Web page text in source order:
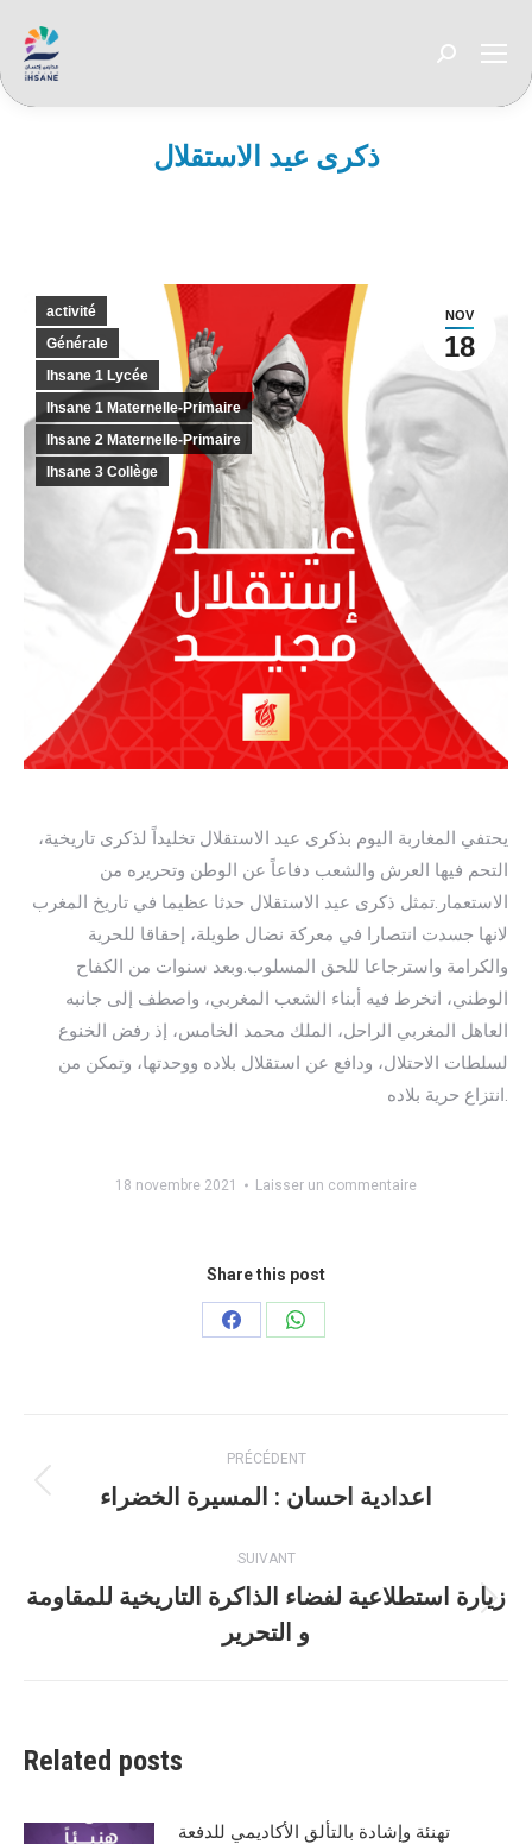
Recherche
ذكرى عيد الاستقلال
NOV
18
activité
Générale
Ihsane 1 Lycée
Ihsane 1 Maternelle-Primaire
Ihsane 2 Maternelle-Primaire
Ihsane 3 Collège
يحتفي المغاربة اليوم بذكرى عيد الاستقلال تخليداً لذكرى تاريخية،
التحم فيها العرش والشعب دفاعاً عن الوطن وتحريره من
الاستعمار.تمثل ذكرى عيد الاستقلال حدثا عظيما في تاريخ المغرب
لانها جسدت انتصارا في معركة نضال طويلة، إحقاقا للحرية
والكرامة واسترجاعا للحق المسلوب.وبعد سنوات من الكفاح
الوطني، انخرط فيه أبناء الشعب المغربي، واصطف إلى جانبه
العاهل المغربي الراحل، الملك محمد الخامس، إذ رفض الخنوع
لسلطات الاحتلال، ودافع عن استقلال بلاده ووحدتها، وتمكن من
انتزاع حرية بلاده.
18 novembre 2021 Laisser un commentaire
Share this post
PartagerPartager
article
PRÉCÉDENT
Article
:
اعدادية احسان : المسيرة الخضراء
SUIVANT
Article
suivant
زيارة استطلاعية لفضاء الذاكرة التاريخية للمقاومة
و التحرير
Related posts
تهنئة وإشادة بالتألق الأكاديمي للدفعة